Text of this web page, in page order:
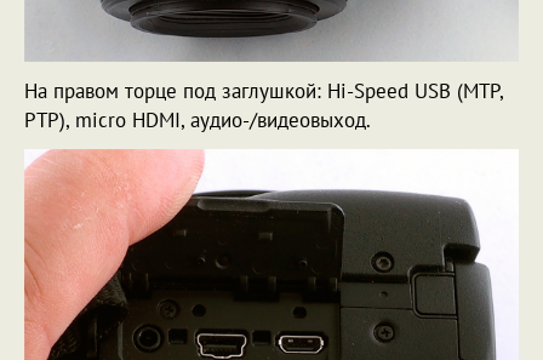
На правом торце под заглушкой: Hi-Speed USB (MTP,
PTP), micro HDMI, аудио-/видеовыход.